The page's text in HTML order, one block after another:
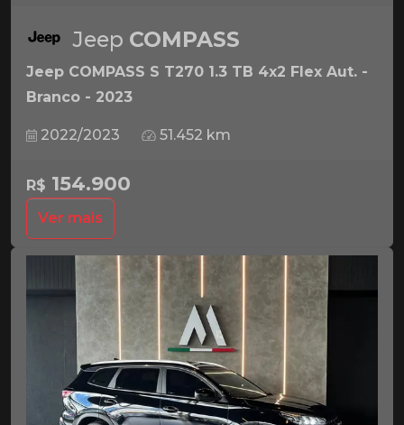
Jeep COMPASS
Jeep COMPASS S T270 1.3 TB 4x2 Flex Aut. -
Branco - 2023
2022/2023 51.452 km
R$ 154.900
Ver mais